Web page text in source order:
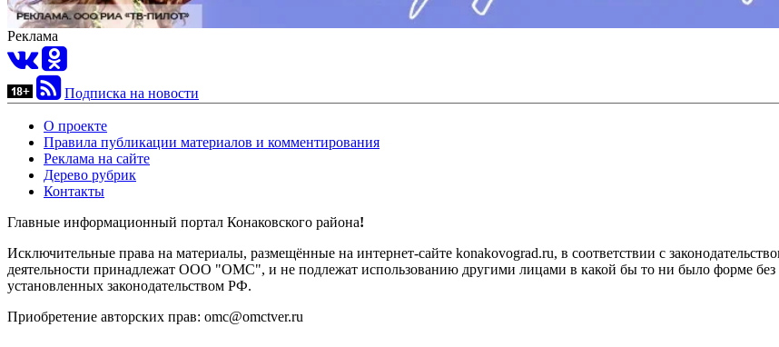
Реклама
Подписка на новости
О проекте
Правила публикации материалов и комментирования
Реклама на сайте
Дерево рубрик
Контакты
Главные информационный портал Конаковского района!
Исключительные права на материалы, размещённые на интернет-сайте konakovograd.ru, в соответствии с
деятельности принадлежат ООО "ОМС", и не подлежат использованию другими лицами в какой бы то ни было форме без
установленных законодательством РФ.
Приобретение авторских прав: omc@omctver.ru